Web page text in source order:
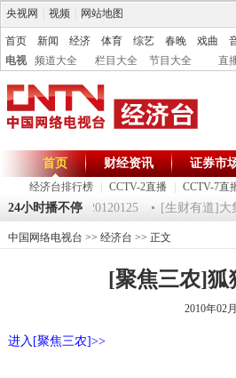
央视网 视频 网站地图
首页 新闻 经济 体育 综艺 春晚 戏曲
电视
频道大全 栏目大全 节目大全 直
首页
经济台排行榜 CCTV-2直播 CCTV-7直
财经资讯 证券市
24小时播不停
《第一时间》 20120125 [生财有道]大集
中国网络电视台 >> 经济台 >> 正文
[聚焦三农]狐
2010年02
进入[聚焦三农]>>